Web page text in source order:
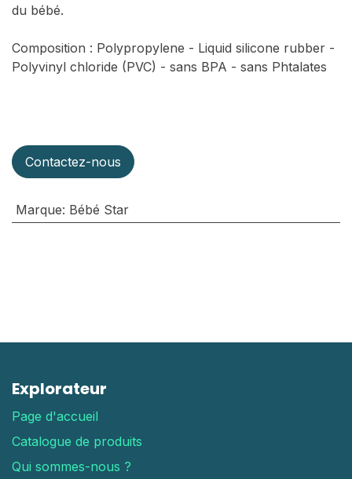
du bébé.
Composition : Polypropylene - Liquid silicone rubber -
Polyvinyl chloride (PVC) - sans BPA - sans Phtalates
Contactez-nous
Marque: Bébé Star
Explorateur
Page d'accueil
Catalogue de produits
Qui sommes-nous ?